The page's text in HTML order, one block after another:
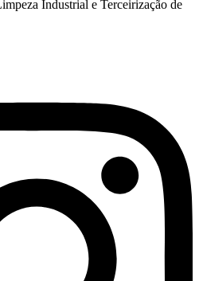
Industrial e Terceirização de